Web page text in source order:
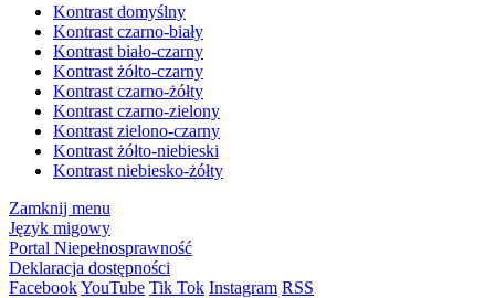
Kontrast domyślny
Kontrast czarno-biały
Kontrast biało-czarny
Kontrast żółto-czarny
Kontrast czarno-żółty
Kontrast czarno-zielony
Kontrast zielono-czarny
Kontrast żółto-niebieski
Kontrast niebiesko-żółty
Zamknij menu
Język migowy
Portal Niepełnosprawność
Deklaracja dostępności
FacebookYouTube Tik Tok Instagram RSS